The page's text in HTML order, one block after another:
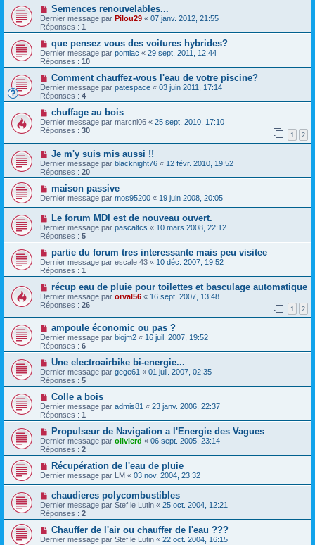
Semences renouvelables...
Dernier message par Pilou29 « 07 janv. 2012, 21:55
Réponses : 1
que pensez vous des voitures hybrides?
Dernier message par pontiac « 29 sept. 2011, 12:44
Réponses : 10
Comment chauffez-vous l'eau de votre piscine?
Dernier message par patespace « 03 juin 2011, 17:14
Réponses : 4
chuffage au bois
Dernier message par marcnl06 « 25 sept. 2010, 17:10
Réponses : 30 1 2
Je m'y suis mis aussi !!
Dernier message par blacknight76 « 12 févr. 2010, 19:52
Réponses : 20
maison passive
Dernier message par mos95200 « 19 juin 2008, 20:05
Le forum MDI est de nouveau ouvert.
Dernier message par pascaltcs « 10 mars 2008, 22:12
Réponses : 5
partie du forum tres interessante mais peu visitee
Dernier message par escale 43 « 10 déc. 2007, 19:52
Réponses : 1
récup eau de pluie pour toilettes et basculage automatique
Dernier message par orval56 « 16 sept. 2007, 13:48
Réponses : 26 1 2
ampoule économic ou pas ?
Dernier message par biojm2 « 16 juil. 2007, 19:52
Réponses : 6
Une electroairbike bi-energie...
Dernier message par gege61 « 01 juil. 2007, 02:35
Réponses : 5
Colle a bois
Dernier message par admis81 « 23 janv. 2006, 22:37
Réponses : 1
Propulseur de Navigation a l'Energie des Vagues
Dernier message par olivierd « 06 sept. 2005, 23:14
Réponses : 2
Récupération de l'eau de pluie
Dernier message par LM « 03 nov. 2004, 23:32
chaudieres polycombustibles
Dernier message par Stef le Lutin « 25 oct. 2004, 12:21
Réponses : 2
Chauffer de l'air ou chauffer de l'eau ???
Dernier message par Stef le Lutin « 22 oct. 2004, 16:15